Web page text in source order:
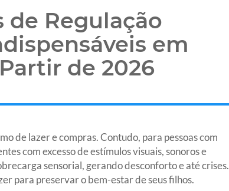
de Regulação
em
de 2026
de lazer e compras. Contudo, para pessoas com
com excesso de estímulos visuais, sonoros e
sensorial, gerando desconforto e até crises.
para preservar o bem-estar de seus filhos.